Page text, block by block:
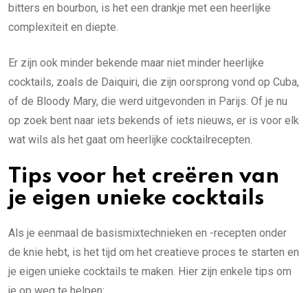
bitters en bourbon, is het een drankje met een heerlijke
complexiteit en diepte.
Er zijn ook minder bekende maar niet minder heerlijke
cocktails, zoals de Daiquiri, die zijn oorsprong vond op Cuba,
of de Bloody Mary, die werd uitgevonden in Parijs. Of je nu
op zoek bent naar iets bekends of iets nieuws, er is voor elk
wat wils als het gaat om heerlijke cocktailrecepten.
Tips voor het creëren van
je eigen unieke cocktails
Als je eenmaal de basismixtechnieken en -recepten onder
de knie hebt, is het tijd om het creatieve proces te starten en
je eigen unieke cocktails te maken. Hier zijn enkele tips om